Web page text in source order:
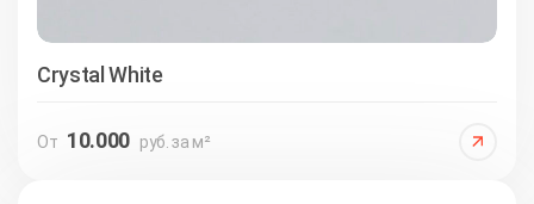
Crystal White
От 10.000 руб. за м²